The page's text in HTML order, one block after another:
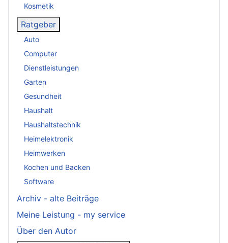
Kosmetik
Ratgeber
Auto
Computer
Dienstleistungen
Garten
Gesundheit
Haushalt
Haushaltstechnik
Heimelektronik
Heimwerken
Kochen und Backen
Software
Archiv - alte Beiträge
Meine Leistung - my service
Über den Autor